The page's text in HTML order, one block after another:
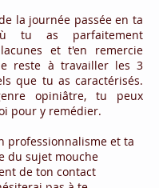
la journée passée en ta
tu as parfaitement
et t'en remercie
reste à travailler les 3
que tu as caractérisés.
opiniâtre, tu peux
pour y remédier.
professionnalisme et ta
du sujet mouche
de ton contact